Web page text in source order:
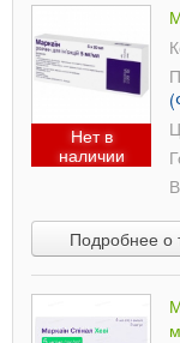
Нет в
наличии
Подробнее о